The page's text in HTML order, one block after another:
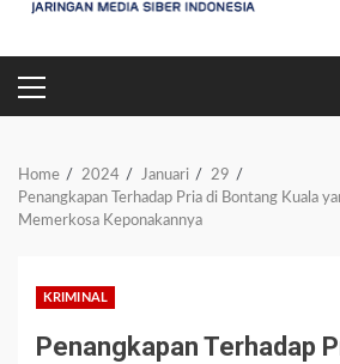
PRIMARY
MENU
Home 2024 Januari
29
Penangkapan Terhadap Pria di Bontang Kuala
Memerkosa Keponakannya
KRIMINAL
Penangkapan Terhadap